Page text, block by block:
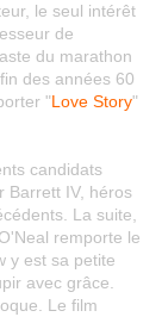
le seul intérêt
de
du marathon
des années 60
"Love Story"
candidats
Barrett IV, héros
La suite,
remporte le
y est sa petite
avec grâce.
Le film